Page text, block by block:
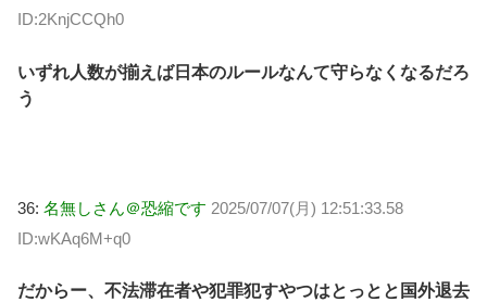
ID:2KnjCCQh0
いずれ人数が揃えば日本のルールなんて守らなくなるだろ
う
36: 名無しさん＠恐縮です 2025/07/07(月) 12:51:33.58
ID:wKAq6M+q0
だからー、不法滞在者や犯罪犯すやつはとっとと国外退去